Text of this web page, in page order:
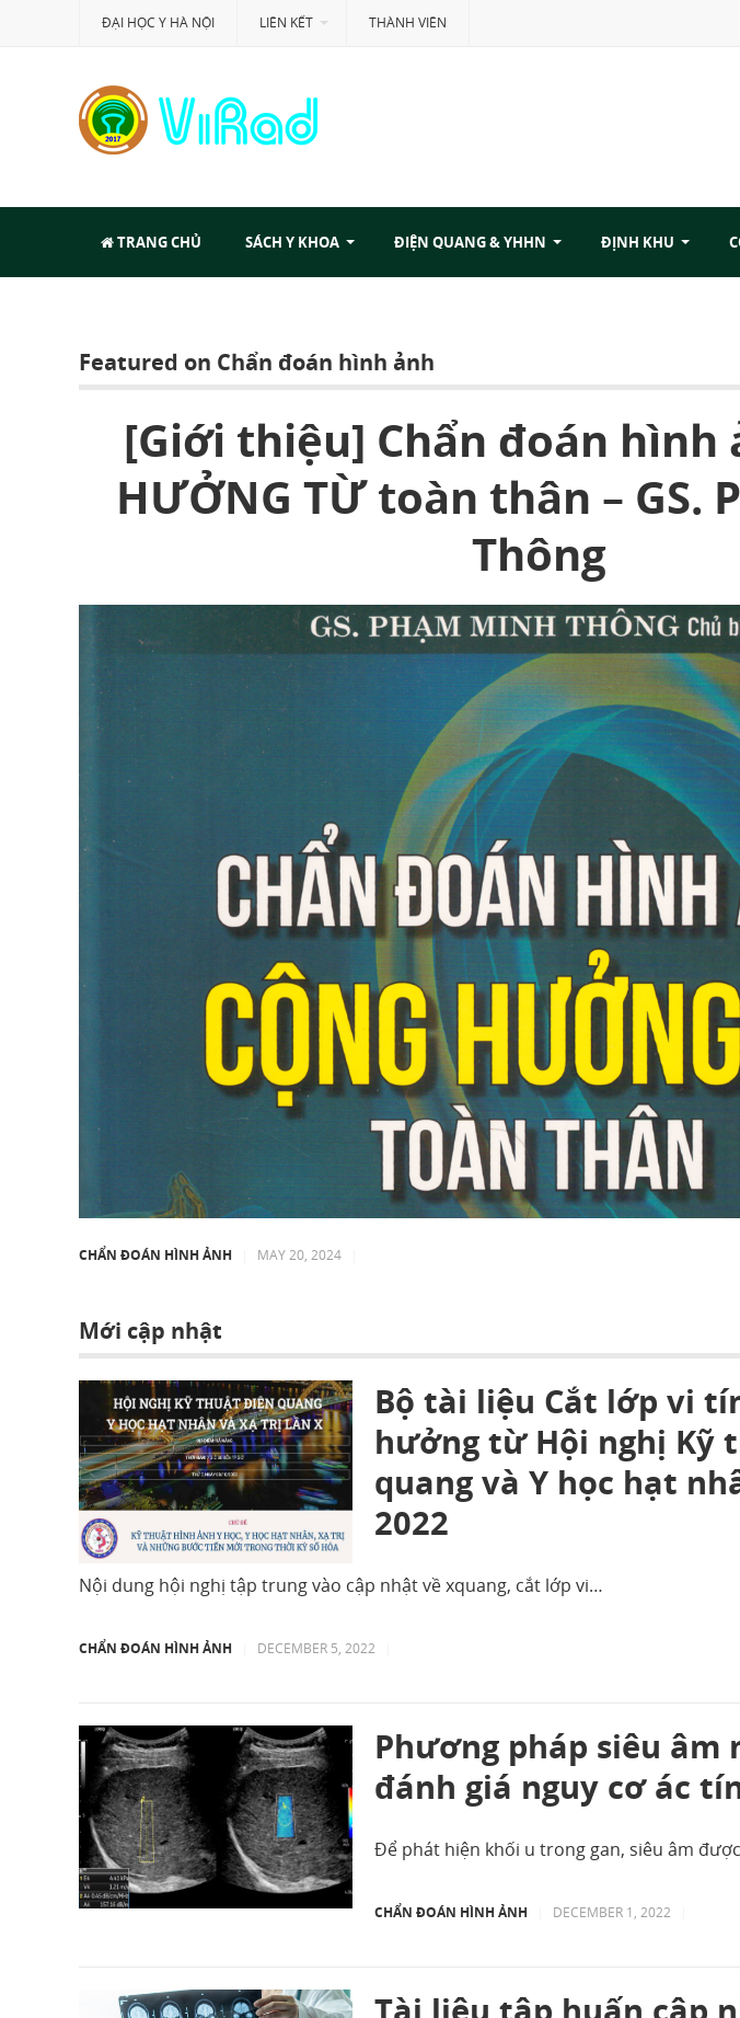
ĐẠI HỌC Y HÀ NỘI LIÊN KẾT THÀNH VIÊN
TRANG CHỦ SÁCH Y KHOA ĐIỆN QUANG & YHHN ĐỊNH KHU
Featured on Chẩn đoán hình ảnh
[Giới thiệu] Chẩn đoán hình
HƯỞNG TỪ toàn thân – GS.
Thông
CHẨN ĐOÁN HÌNH ẢNH MAY 20, 2024
Mới cập nhật
Bộ tài liệu Cắt lớp vi
hưởng từ Hội nghị Kỹ
quang và Y học hạt
2022
Nội dung hội nghị tập trung vào cập nhật về xquang, cắt lớp vi…
CHẨN ĐOÁN HÌNH ẢNH DECEMBER 5, 2022
Phương pháp siêu âm
đánh giá nguy cơ ác
Để phát hiện khối u trong gan, siêu âm
CHẨN ĐOÁN HÌNH ẢNH DECEMBER 1, 2022